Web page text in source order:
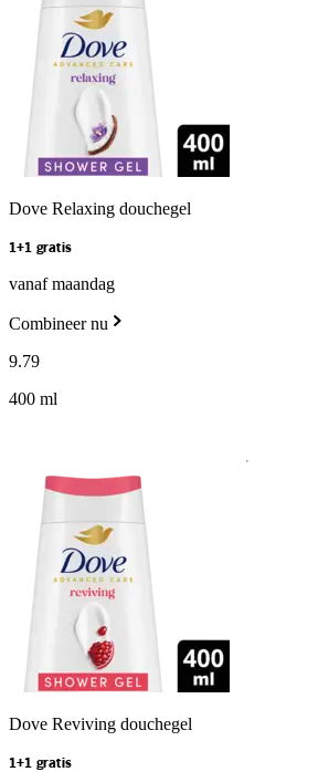
Dove Relaxing douchegel
1+1 gratis
vanaf maandag
Combineer nu
9.79
400 ml
Dove Reviving douchegel
1+1 gratis